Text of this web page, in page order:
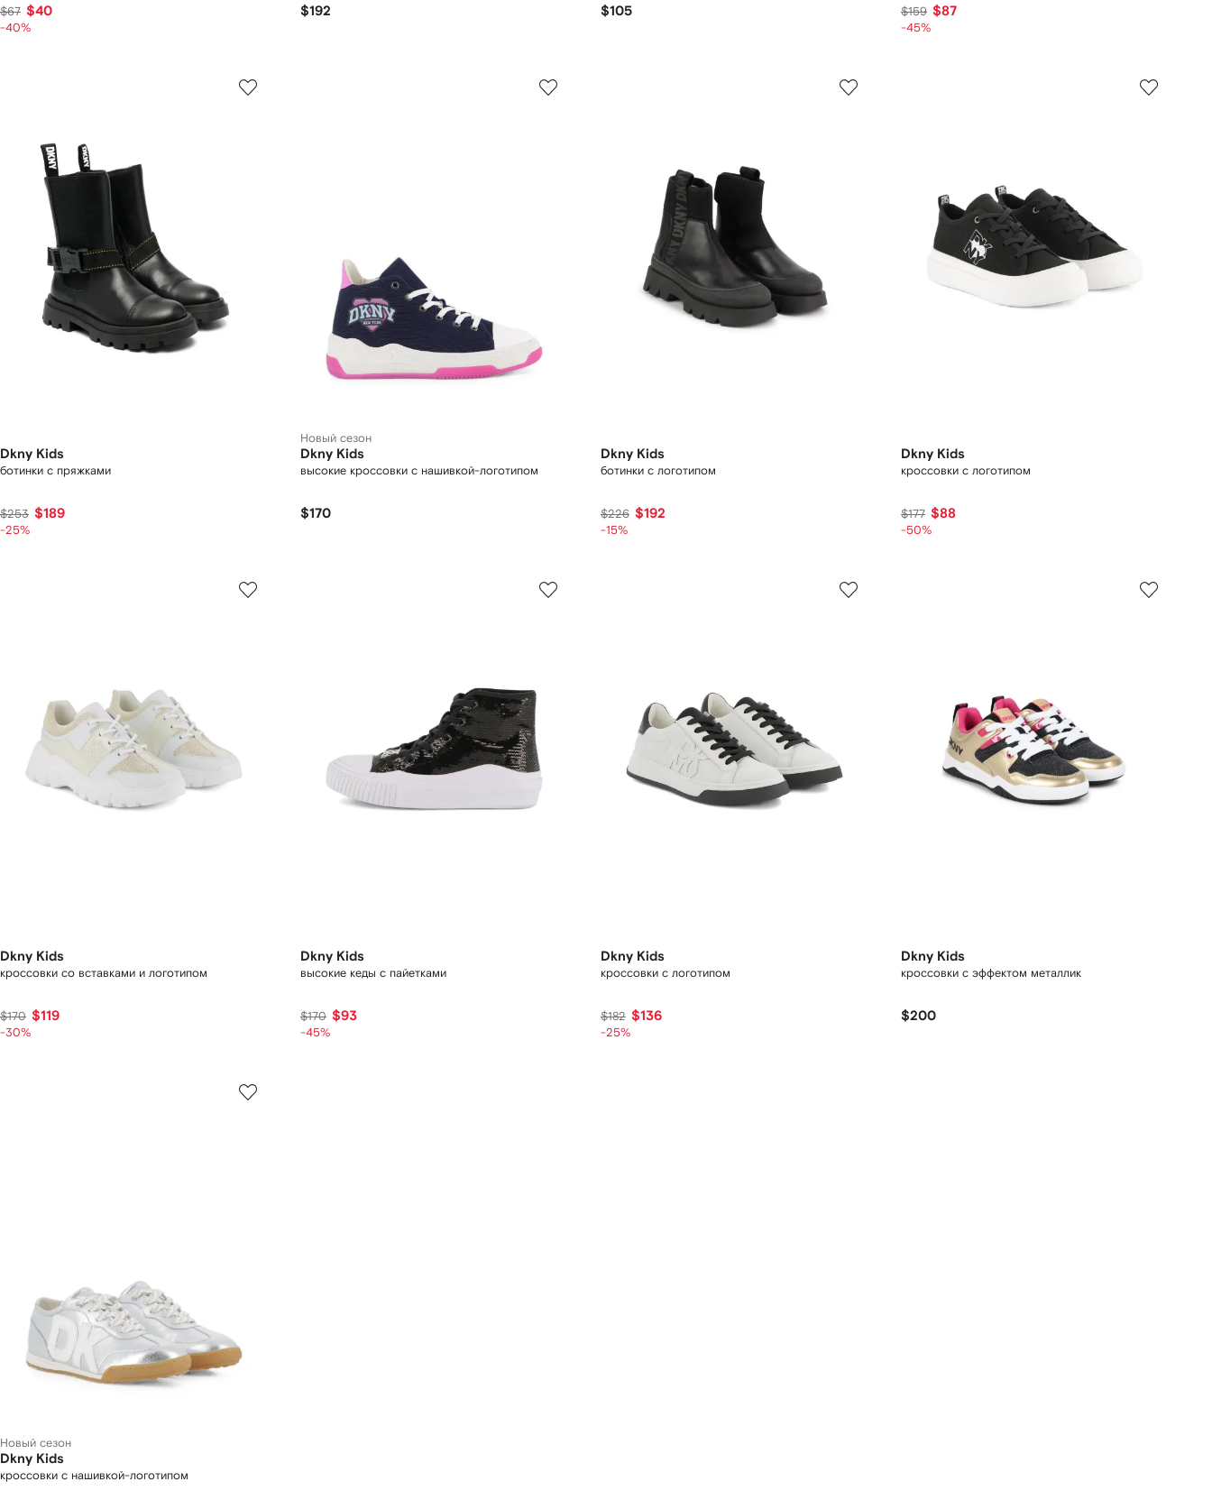
$67 $40
-40%
$192 $105 $159 $87
-45%
Dkny Kids
ботинки с пряжками
$253 $189
-25%
Новый сезон
Dkny Kids
высокие кроссовки с нашивкой-логотипом
$170
Dkny Kids
ботинки с логотипом
$226 $192
-15%
Dkny Kids
кроссовки с логотипом
$177 $88
-50%
Dkny Kids
кроссовки со вставками и логотипом
$170 $119
-30%
Dkny Kids
высокие кеды с пайетками
$170 $93
-45%
Dkny Kids
кроссовки с логотипом
$182 $136
-25%
Dkny Kids
кроссовки с эффектом металлик
$200
Новый сезон
Dkny Kids
кроссовки с нашивкой-логотипом